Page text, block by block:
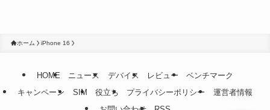
ホーム iPhone 16
HOME ニュース デバイス レビュー
ベンチマーク
キャンペーン
SIM 役立ち プライバシーポリシー
運営者情報